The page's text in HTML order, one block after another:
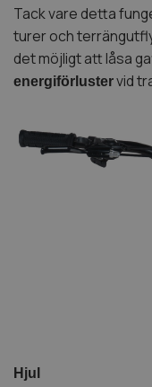
Tack vare detta
turer och
det möjligt att låsa
energiförlustervid
Hjul